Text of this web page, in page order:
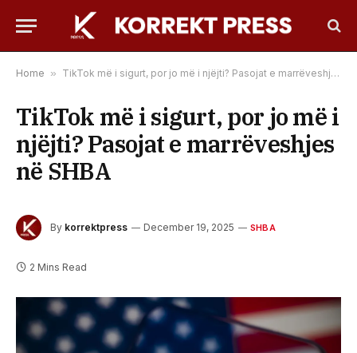
Home » TikTok më i sigurt, por jo më i njëjti? Pasojat e marrëveshjes në SHBA
TikTok më i sigurt, por jo më i
njëjti? Pasojat e marrëveshjes
në SHBA
By korrektpress December 19, 2025 SHBA
2 Mins Read